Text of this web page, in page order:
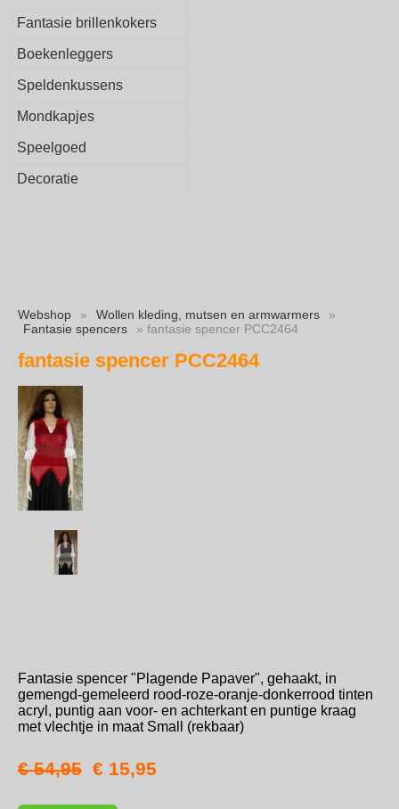
Fantasie brillenkokers
Boekenleggers
Speldenkussens
Mondkapjes
Speelgoed
Decoratie
Webshop » Wollen kleding, mutsen en armwarmers
»
Fantasie spencers
» fantasie spencer PCC2464
fantasie spencer PCC2464
Fantasie spencer "Plagende Papaver", gehaakt, in
gemengd-gemeleerd rood-roze-oranje-donkerrood tinten
acryl, puntig aan voor- en achterkant en puntige kraag
met vlechtje in maat Small (rekbaar)
€ 54,95 € 15,95